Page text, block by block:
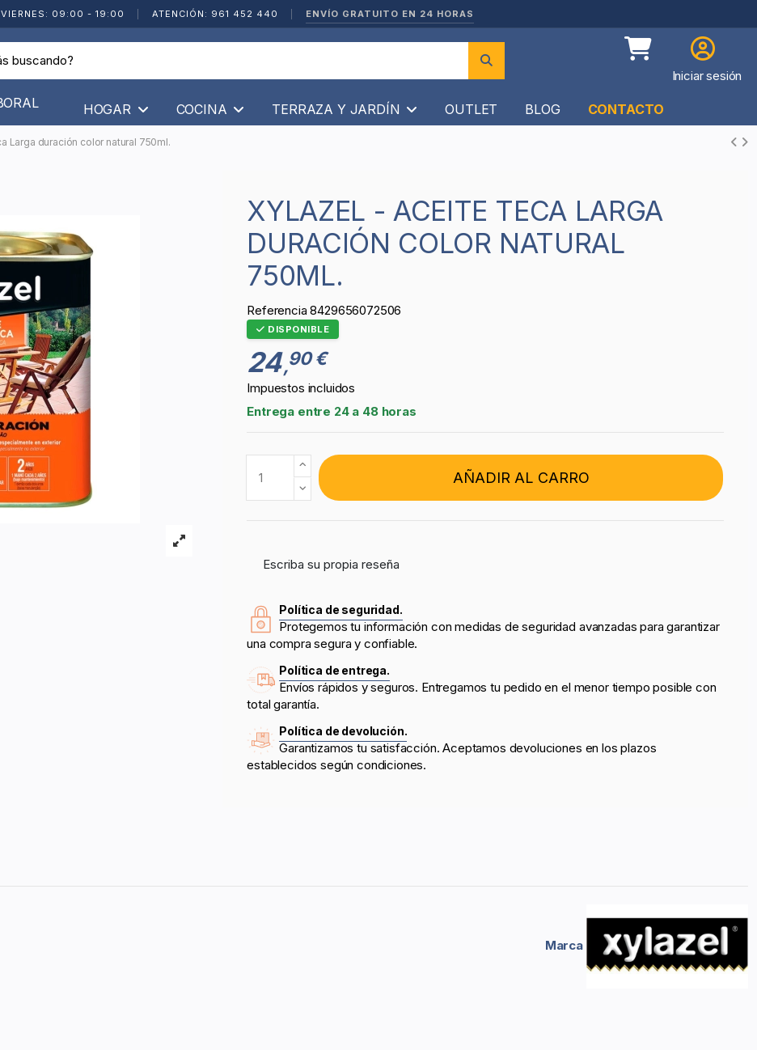
VIERNES: 09:00 - 19:00 ATENCIÓN: 961 452 440 ENVÍO GRATUITO EN 24 HORAS
Iniciar sesión
HOGAR COCINA TERRAZA Y JARDÍN OUTLET BLOG CONTACTO
Larga duración color natural 750ml.
XYLAZEL - ACEITE TECA LARGA
DURACIÓN COLOR NATURAL
750ML.
Referencia 8429656072506
DISPONIBLE
24,90 €
Impuestos incluidos
Entrega entre 24 a 48 horas
AÑADIR AL CARRO
Escriba su propia reseña
Política de seguridad.
Protegemos tu información con medidas de seguridad avanzadas para garantizar
una compra segura y confiable.
Política de entrega.
Envíos rápidos y seguros. Entregamos tu pedido en el menor tiempo posible con
total garantía.
Política de devolución.
Garantizamos tu satisfacción. Aceptamos devoluciones en los plazos
establecidos según condiciones.
Marca